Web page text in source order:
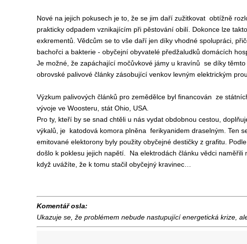
Nové na jejich pokusech je to, že se jim daří zužitkovat obtížně
prakticky odpadem vznikajícím při pěstování obilí. Dokonce lze
exkrementů. Vědcům se to vše daří jen díky vhodné spolupráci,
bachořci a bakterie - obyčejní obyvatelé předžaludků domácích
Je možné, že zapáchající močůvkové jámy u kravínů se díky
obrovské palivové články zásobující venkov levným elektrickým
Výzkum palivových článků pro zemědělce byl financován ze
vývoje ve Woosteru, stát Ohio, USA.
Pro ty, kteří by se snad chtěli u nás vydat obdobnou cestou,
výkalů, je katodová komora plněna ferikyanidem draselným. Ten
emitované elektorony byly použity obyčejné destičky z grafitu.
došlo k poklesu jejich napětí. Na elektrodách článku vědci
když uvážíte, že k tomu stačil obyčejný kravinec…
Komentář osla:
Ukazuje se, že problémem nebude nastupující energetická krize,